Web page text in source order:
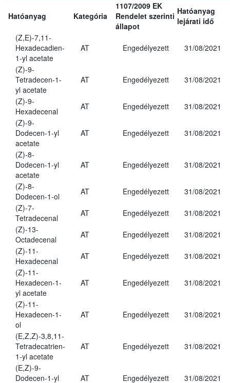
Hatóanyag Kategória
1107/2009 EK
Rendelet szerinti
állapot
Hatóanyag
lejárati idő
(Z,E)-7,11-
Hexadecadien-
1-yl acetate
AT Engedélyezett 31/08/2021
(Z)-9-
Tetradecen-1-
yl acetate
AT Engedélyezett 31/08/2021
(Z)-9-
Hexadecenal
AT Engedélyezett
31/08/2021
(Z)-9-
Dodecen-1-yl
acetate
AT Engedélyezett 31/08/2021
(Z)-8-
Dodecen-1-yl
acetate
AT Engedélyezett 31/08/2021
(Z)-8-
Dodecen-1-ol
AT Engedélyezett
31/08/2021
(Z)-7-
Tetradecenal
AT Engedélyezett
31/08/2021
(Z)-13-
Octadecenal
AT Engedélyezett
31/08/2021
(Z)-11-
Hexadecenal
AT Engedélyezett
31/08/2021
(Z)-11-
Hexadecen-1-
yl acetate
AT Engedélyezett 31/08/2021
(Z)-11-
Hexadecen-1-
ol
AT Engedélyezett 31/08/2021
(E,Z,Z)-3,8,11-
Tetradecatrien-
1-yl acetate
AT Engedélyezett 31/08/2021
(E,Z)-9-
Dodecen-1-yl
AT Engedélyezett 31/08/2021